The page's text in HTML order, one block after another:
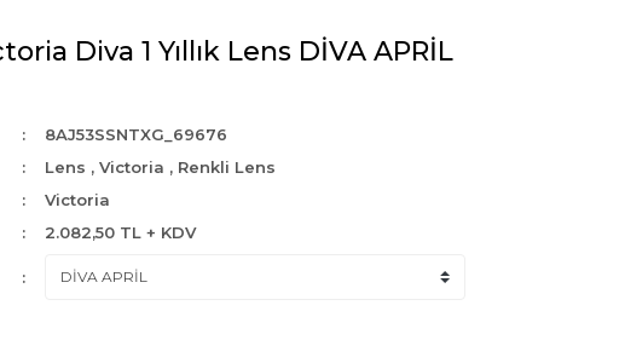
Diva 1 Yıllık Lens DİVA APRİL
8AJ53SSNTXG_69676
Lens , Victoria , Renkli Lens
Victoria
2.082,50 TL + KDV